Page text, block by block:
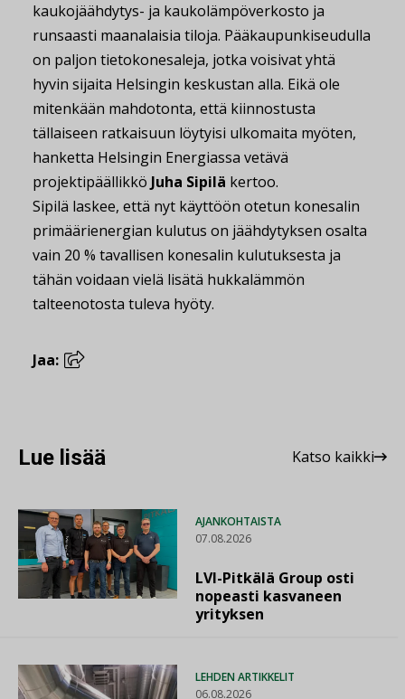
kaukojäähdytys- ja kaukolämpöverkosto ja
runsaasti maanalaisia tiloja. Pääkaupunkiseudulla
on paljon tietokonesaleja, jotka voisivat yhtä
hyvin sijaita Helsingin keskustan alla. Eikä ole
mitenkään mahdotonta, että kiinnostusta
tällaiseen ratkaisuun löytyisi ulkomaita myöten,
hanketta Helsingin Energiassa vetävä
projektipäällikkö Juha Sipilä kertoo.
Sipilä laskee, että nyt käyttöön otetun konesalin
primäärienergian kulutus on jäähdytyksen osalta
vain 20 % tavallisen konesalin kulutuksesta ja
tähän voidaan vielä lisätä hukkalämmön
talteenotosta tuleva hyöty.
Jaa:
Lue lisää Katso kaikki
AJANKOHTAISTA
07.08.2026
LVI-Pitkälä Group osti
nopeasti kasvaneen
yrityksen
LEHDEN ARTIKKELIT
06.08.2026